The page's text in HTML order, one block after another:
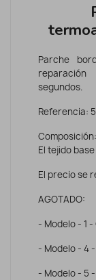
Parche
segundos.
Referencia:
El tejido
El precio se
AGOTADO:
- Modelo - 1
- Modelo - 4
- Modelo - 5